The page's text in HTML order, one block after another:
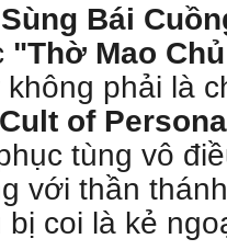
Bái
"Thờ Mao
không phải là
of
tùng vô
với thần
bị coi là kẻ